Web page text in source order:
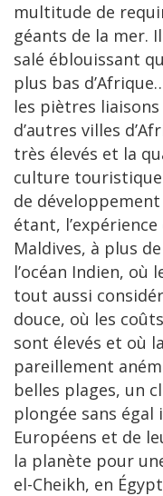
multitude de
géants de la mer.
salé éblouissant
plus bas
les piètres liaisons
d’autres villes
très élevés et la
culture
de
étant, l’expérience
Maldives, à plus
l’océan Indien,
tout aussi
douce, où les
sont élevés et où
pareillement
belles plages, un
plongée sans
Européens et de
la planète pour
el-Cheikh, en